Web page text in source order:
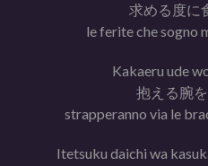
求める度に
le ferite che sogno
Kakaeru ude
抱える腕
strapperanno via le
Itetsuku daichi wa